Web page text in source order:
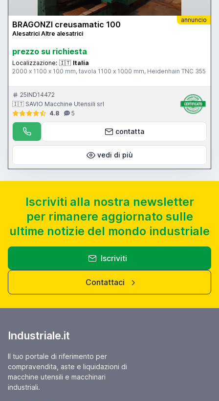
annuncio
BRAGONZI creusamatic 100
Alesatrici Altre alesatrici
prezzo su richiesta
Localizzazione: 🇮🇹 Italia
2000 x 1100 x 100 mm, tavola 1100 x 1000 mm, Heidenhain TNC 355
25IND14472
🇮🇹 SAVIO Macchine Utensili srl
4.8
5
contatta
vedi di più
Iscriviti alla nostra newsletter
per rimanere aggiornato sulle
ultime notizie del mondo industriale
Iscriviti
Contattaci
Industriale.it
Il tuo portale di riferimento per
compravendita, aste e liquidazioni di
macchine utensili e macchinari
industriali.